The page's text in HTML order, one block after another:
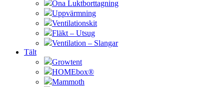
Ona Luktborttagning
Uppvärmning
Ventilationskit
Fläkt – Utsug
Ventilation – Slangar
Tält
Growtent
HOMEbox®
Mammoth